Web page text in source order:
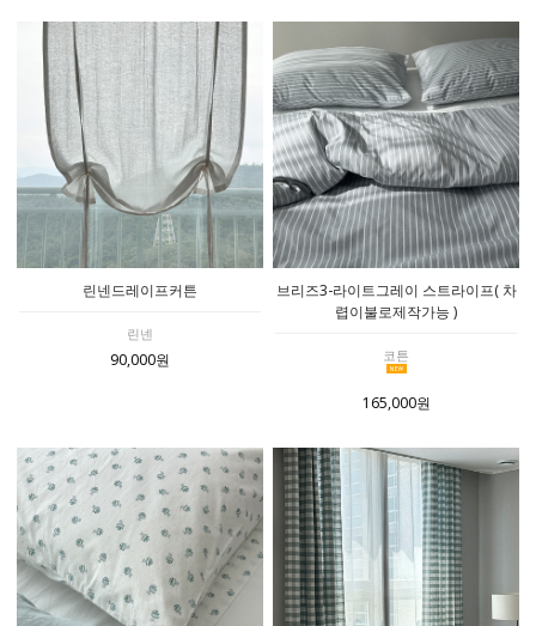
린넨드레이프커튼
린넨
90,000원
브리즈3-라이트그레이 스트라이프( 차
렵이불로제작가능 )
코튼
165,000원